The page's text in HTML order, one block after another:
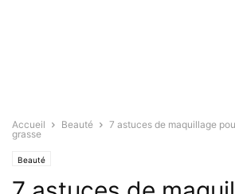
Accueil Beauté
7 astuces de maquillage
grasse
Beauté